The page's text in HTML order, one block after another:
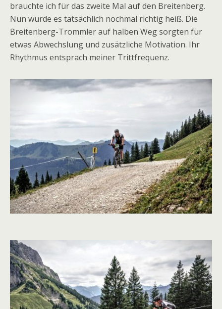
brauchte ich für das zweite Mal auf den Breitenberg.
Nun wurde es tatsächlich nochmal richtig heiß. Die
Breitenberg-Trommler auf halben Weg sorgten für
etwas Abwechslung und zusätzliche Motivation. Ihr
Rhythmus entsprach meiner Trittfrequenz.